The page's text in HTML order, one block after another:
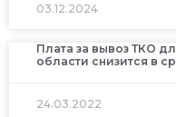
03.12.2024
Плата за вывоз ТКО
области снизится в
24.03.2022